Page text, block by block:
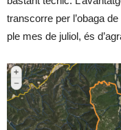
transcorre per l’obaga
ple mes de juliol, és